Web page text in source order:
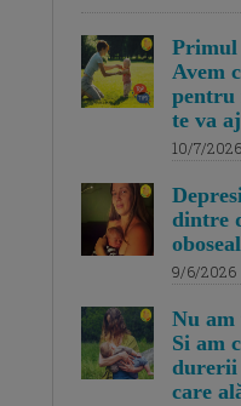
Primul
Avem
pentru
te va
10/7/2026
dintre
9/6/2026
Nu am
Si am
durerii
care